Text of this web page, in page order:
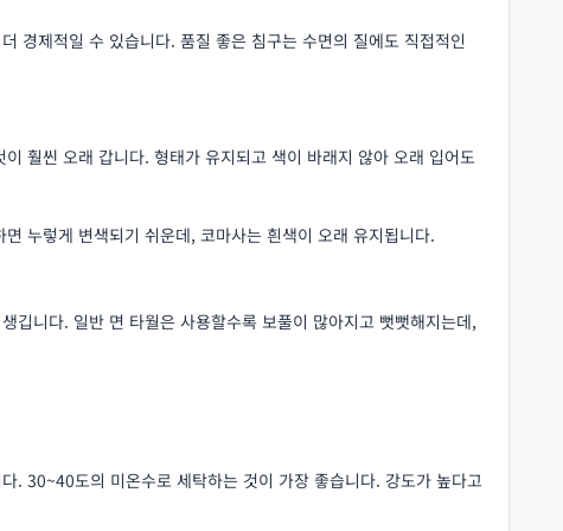
경제적일 수 있습니다. 품질 좋은 침구는 수면의 질에도 직접적인
훨씬 오래 갑니다. 형태가 유지되고 색이 바래지 않아 오래 입어도
누렇게 변색되기 쉬운데, 코마사는 흰색이 오래 유지됩니다.
깁니다. 일반 면 타월은 사용할수록 보풀이 많아지고 뻣뻣해지는데,
. 30~40도의 미온수로 세탁하는 것이 가장 좋습니다. 강도가 높다고